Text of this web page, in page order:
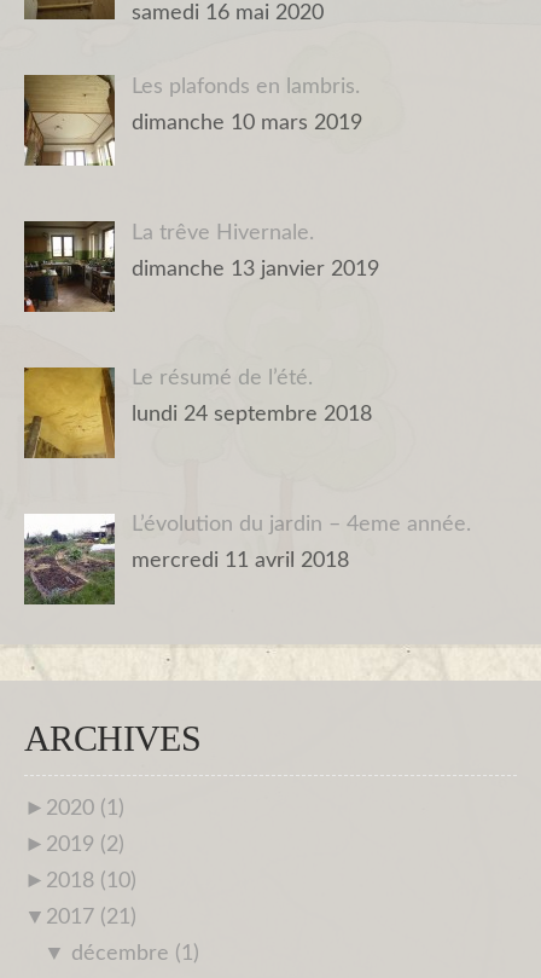
samedi 16 mai 2020
Les plafonds en lambris.
dimanche 10 mars 2019
La trêve Hivernale.
dimanche 13 janvier 2019
Le résumé de l’été.
lundi 24 septembre 2018
L’évolution du jardin – 4eme année.
mercredi 11 avril 2018
ARCHIVES
► 2020 (1)
► 2019 (2)
► 2018 (10)
▼ 2017 (21)
▼ décembre (1)